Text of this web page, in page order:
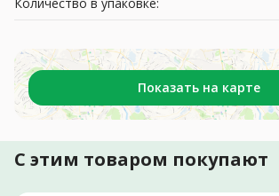
Показать на карте
С этим товаром покупают